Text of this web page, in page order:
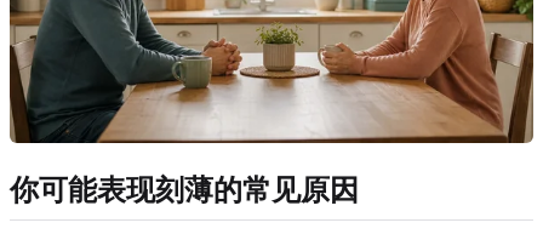
你可能表现刻薄的常见原因